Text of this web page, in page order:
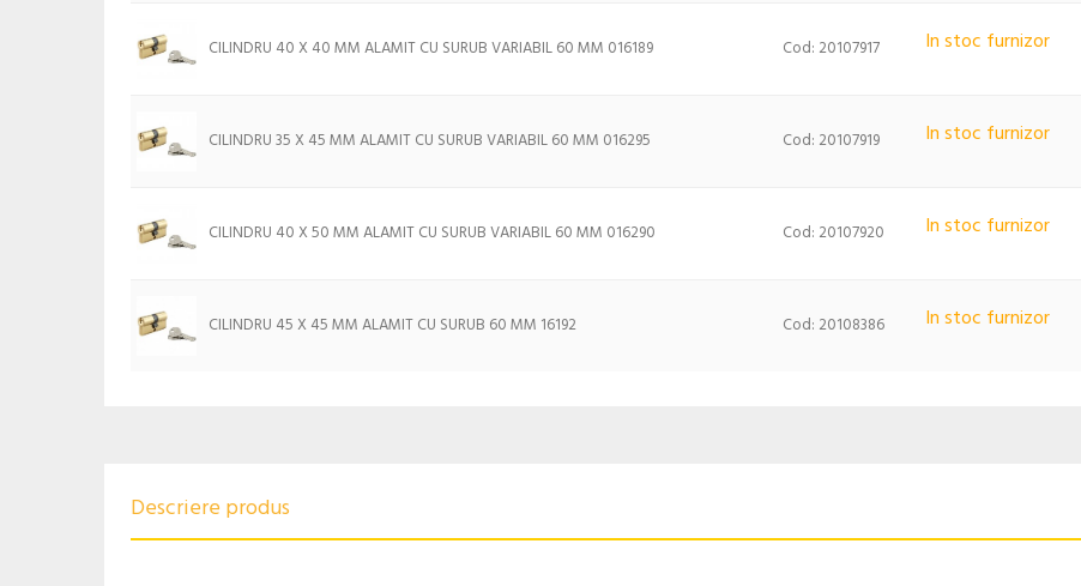
CILINDRU 40 X 40 MM ALAMIT CU SURUB VARIABIL 60 MM 016189 Cod: 20107917 In stoc furnizor
CILINDRU 35 X 45 MM ALAMIT CU SURUB VARIABIL 60 MM 016295 Cod: 20107919 In stoc furnizor
CILINDRU 40 X 50 MM ALAMIT CU SURUB VARIABIL 60 MM 016290 Cod: 20107920 In stoc furnizor
CILINDRU 45 X 45 MM ALAMIT CU SURUB 60 MM 16192 Cod: 20108386 In stoc furnizor
Descriere produs